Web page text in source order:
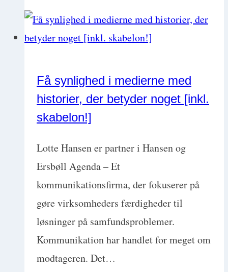
effektiv
uddelegering
af
med
Michalowicz
Få synlighed i medierne med
historier, der betyder noget [inkl.
skabelon!]
Lotte Hansen er partner i Hansen og
Ersbøll Agenda – Et
kommunikationsfirma, der fokuserer på
gøre virksomheders færdigheder til
løsninger på samfundsproblemer.
Kommunikation har handlet for meget om
modtageren. Det…